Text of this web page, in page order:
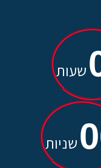
שעות
שניות